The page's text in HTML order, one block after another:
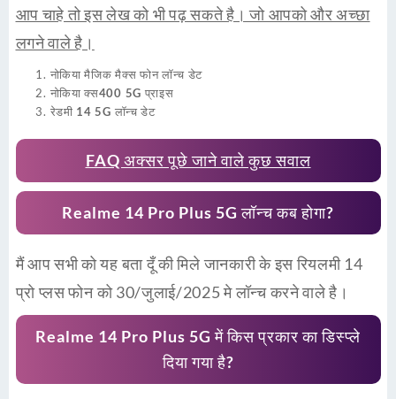
आप चाहे तो इस लेख को भी पढ़ सकते है। जो आपको और अच्छा
लगने वाले है।
नोकिया मैजिक मैक्स फोन लॉन्च डेट
नोकिया क्स400 5G प्राइस
रेडमी 14 5G लॉन्च डेट
FAQ अक्सर पूछे जाने वाले कुछ सवाल
Realme 14 Pro Plus 5G लॉन्च कब होगा?
मैं आप सभी को यह बता दूँ की मिले जानकारी के इस रियलमी 14
प्रो प्लस फोन को 30/जुलाई/2025 मे लॉन्च करने वाले है।
Realme 14 Pro Plus 5G में किस प्रकार का डिस्प्ले
दिया गया है?